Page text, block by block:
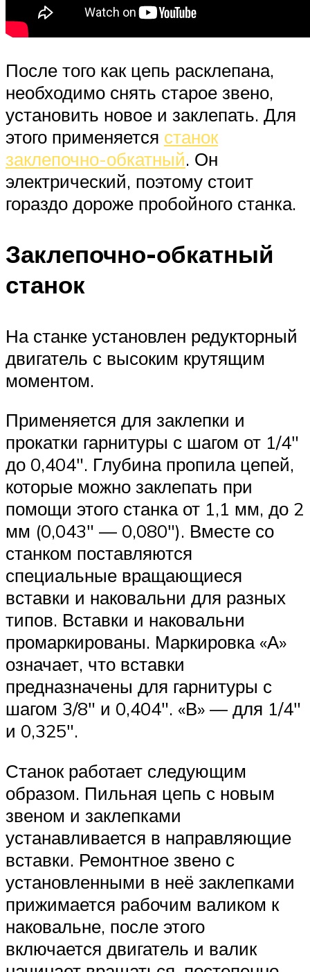
После того как цепь расклепана,
необходимо снять старое звено,
установить новое и заклепать. Для
этого применяется станок
заклепочно-обкатный. Он
электрический, поэтому стоит
гораздо дороже пробойного станка.
Заклепочно-обкатный
станок
На станке установлен редукторный
двигатель с высоким крутящим
моментом.
Применяется для заклепки и
прокатки гарнитуры с шагом от 1/4″
до 0,404″. Глубина пропила цепей,
которые можно заклепать при
помощи этого станка от 1,1 мм, до 2
мм (0,043″ — 0,080″). Вместе со
станком поставляются
специальные вращающиеся
вставки и наковальни для разных
типов. Вставки и наковальни
промаркированы. Маркировка «А»
означает, что вставки
предназначены для гарнитуры с
шагом 3/8″ и 0,404″. «В» — для 1/4″
и 0,325″.
Станок работает следующим
образом. Пильная цепь с новым
звеном и заклепками
устанавливается в направляющие
вставки. Ремонтное звено с
установленными в неё заклепками
прижимается рабочим валиком к
наковальне, после этого
включается двигатель и валик